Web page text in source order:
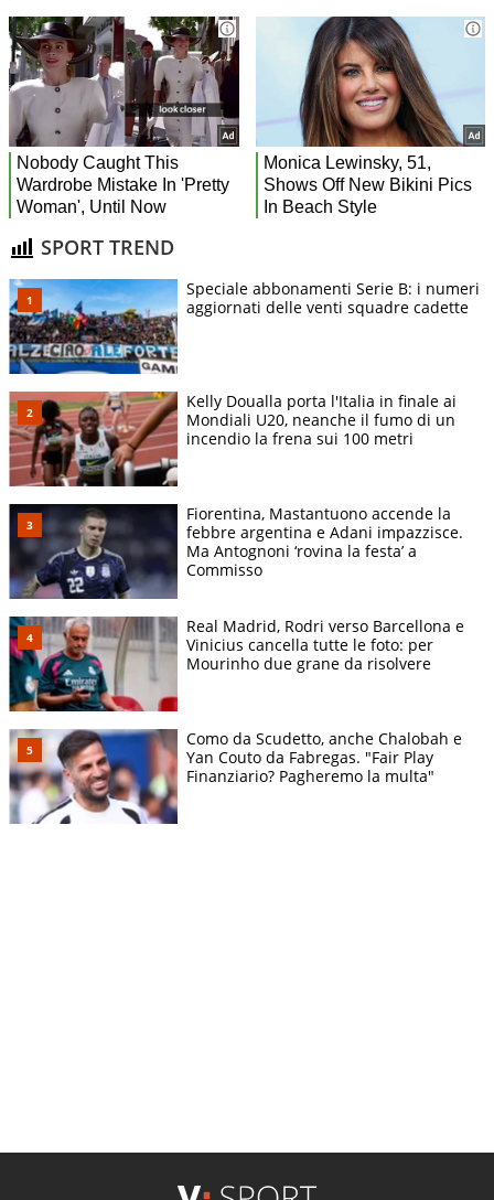
SPORT TREND
Speciale abbonamenti Serie B: i numeri
aggiornati delle venti squadre cadette
Kelly Doualla porta l'Italia in finale ai
Mondiali U20, neanche il fumo di un
incendio la frena sui 100 metri
Fiorentina, Mastantuono accende la
febbre argentina e Adani impazzisce.
Ma Antognoni ‘rovina la festa’ a
Commisso
Real Madrid, Rodri verso Barcellona e
Vinicius cancella tutte le foto: per
Mourinho due grane da risolvere
Como da Scudetto, anche Chalobah e
Yan Couto da Fabregas. "Fair Play
Finanziario? Pagheremo la multa"